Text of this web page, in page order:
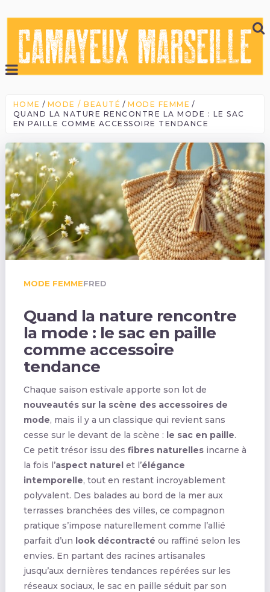
HOME MODE / BEAUTÉ
MODE FEMME
QUAND LA NATURE RENCONTRE LA MODE : LE SAC
EN PAILLE COMME ACCESSOIRE TENDANCE
MODE FEMMEFRED
Quand la nature rencontre
la mode : le sac en paille
comme accessoire
tendance
Chaque saison estivale apporte son lot de
nouveautés sur la scène des accessoires de
mode, mais il y a un classique qui revient sans
cesse sur le devant de la scène : le sac en paille.
Ce petit trésor issu des fibres naturellesincarne à
la fois l’aspect naturelet l’élégance
intemporelle, tout en restant incroyablement
polyvalent. Des balades au bord de la mer aux
terrasses branchées des villes, ce compagnon
pratique s’impose naturellement comme l’allié
parfait d’un look décontracté ou raffiné selon les
envies. En partant des racines artisanales
jusqu’aux dernières tendances repérées sur les
réseaux sociaux, le sac en paille séduit par son